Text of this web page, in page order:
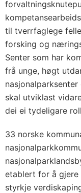
til tverrfaglege
forsking og
Senter som har
frå unge, høgt
skal utviklast
dei ei tydeligare
33 norske
etablert for å gjere
styrkje